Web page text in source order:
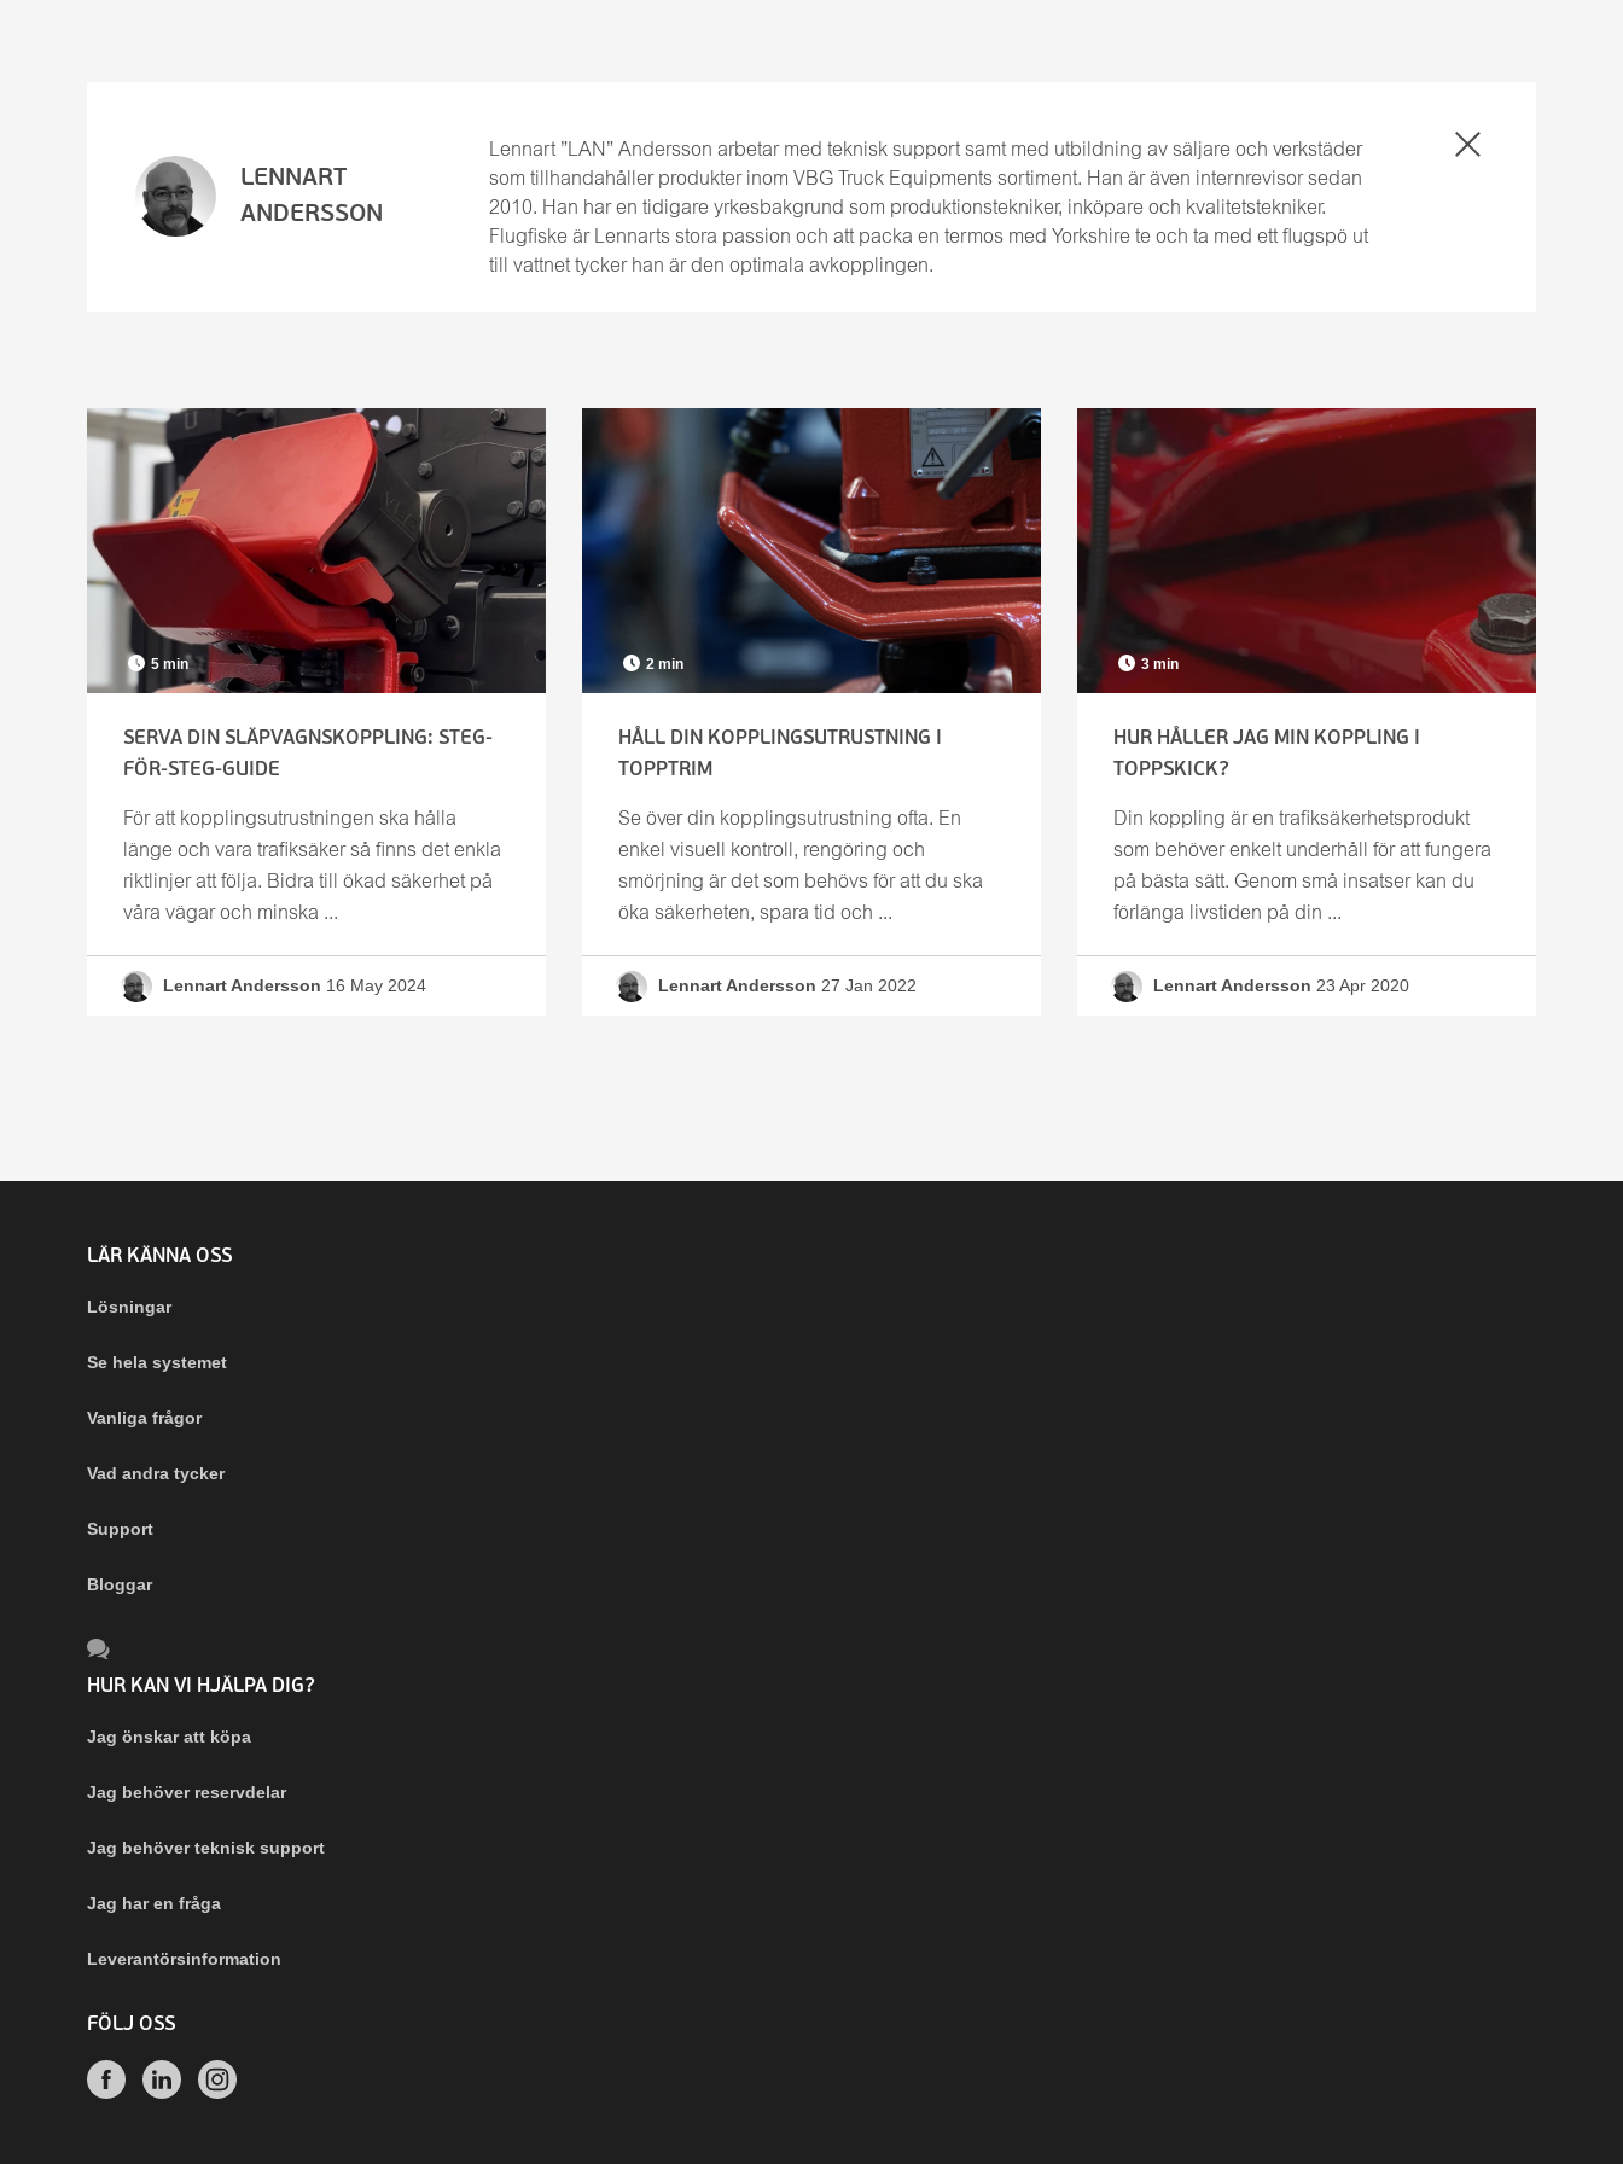
Fredrik Gustavsson
Johanna Ekström
Lars Pettersson
Lennart Andersson
Magnus Jacobsson
Miso Kalliokorpi
Tobias Johansson
LENNART
ANDERSSON
Lennart ”LAN” Andersson arbetar med teknisk support samt med utbildning av säljare och verkstäder
som tillhandahåller produkter inom VBG Truck Equipments sortiment. Han är även internrevisor sedan
2010. Han har en tidigare yrkesbakgrund som produktionstekniker, inköpare och kvalitetstekniker.
Flugfiske är Lennarts stora passion och att packa en termos med Yorkshire te och ta med ett flugspö ut
till vattnet tycker han är den optimala avkopplingen.
5 min
SERVA DIN SLÄPVAGNSKOPPLING: STEG-
FÖR-STEG-GUIDE
För att kopplingsutrustningen ska hålla
länge och vara trafiksäker så finns det enkla
riktlinjer att följa. Bidra till ökad säkerhet på
våra vägar och minska ...
Lennart Andersson 16 May 2024
2 min
HÅLL DIN KOPPLINGSUTRUSTNING I
TOPPTRIM
Se över din kopplingsutrustning ofta. En
enkel visuell kontroll, rengöring och
smörjning är det som behövs för att du ska
öka säkerheten, spara tid och ...
Lennart Andersson 27 Jan 2022
3 min
HUR HÅLLER JAG MIN KOPPLING I
TOPPSKICK?
Din koppling är en trafiksäkerhetsprodukt
som behöver enkelt underhåll för att fungera
på bästa sätt. Genom små insatser kan du
förlänga livstiden på din ...
Lennart Andersson 23 Apr 2020
E-post *
Jag har läst och förstått integritetspolicyn
LÄR KÄNNA OSS
Lösningar
Se hela systemet
Vanliga frågor
Vad andra tycker
Support
Bloggar
HUR KAN VI HJÄLPA DIG?
Jag önskar att köpa
Jag behöver reservdelar
Jag behöver teknisk support
Jag har en fråga
Leverantörsinformation
FÖLJ OSS